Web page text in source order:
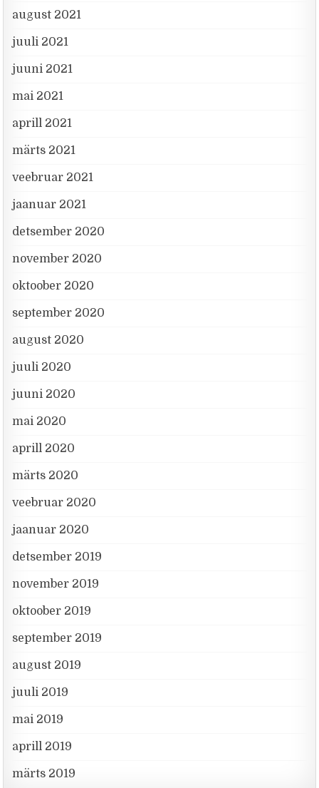
august 2021
juuli 2021
juuni 2021
mai 2021
aprill 2021
märts 2021
veebruar 2021
jaanuar 2021
detsember 2020
november 2020
oktoober 2020
september 2020
august 2020
juuli 2020
juuni 2020
mai 2020
aprill 2020
märts 2020
veebruar 2020
jaanuar 2020
detsember 2019
november 2019
oktoober 2019
september 2019
august 2019
juuli 2019
mai 2019
aprill 2019
märts 2019